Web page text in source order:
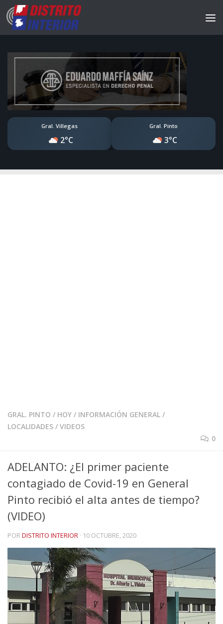
Gral. Villegas
2°C
Gral. Pinto
3°C
GRAL. PINTO / HOY / INFORMACIÓN GENERAL /
LOCALIDADES / VIDEOS
0
ADELANTO: ¿El primer paciente
contagiado de Covid-19 en General
Pinto recibió el alta antes de tiempo?
(VIDEO)
PORDISTRITO INTERIOR · 10 OCTUBRE, 2020